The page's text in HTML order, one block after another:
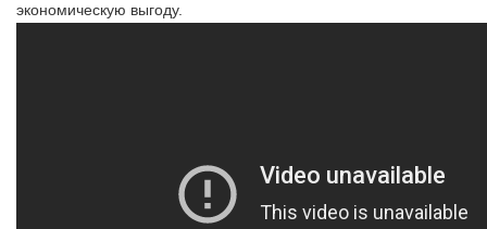
экономическую выгоду.